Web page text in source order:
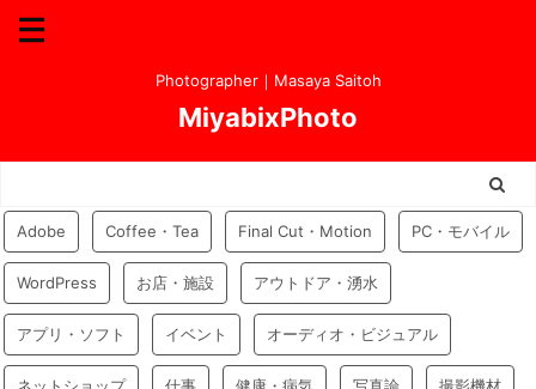
Photographer｜Masaya Saitoh
MiyabixPhoto
Adobe Coffee・Tea Final Cut・Motion PC・モバイル
WordPress お店・施設 アウトドア・湧水
アプリ・ソフト イベント オーディオ・ビジュアル